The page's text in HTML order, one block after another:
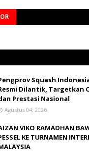
Squash
Dilantik, Targetkan
Prestasi Nasional
Agustus 04, 2026
VIKO RAMADHAN
KE TURNAMEN